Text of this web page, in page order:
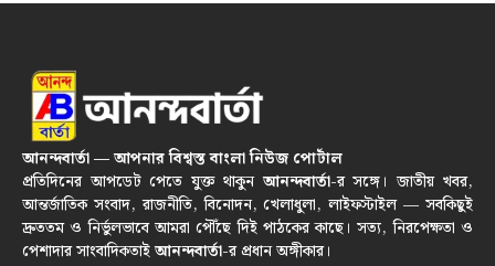
আনন্দবার্তা — আপনার বিশ্বস্ত বাংলা নিউজ পোর্টাল
প্রতিদিনের আপডেট পেতে যুক্ত থাকুনআনন্দবার্তা-র সঙ্গে। জাতীয় খবর,
আন্তর্জাতিক সংবাদ, রাজনীতি, বিনোদন, খেলাধুলা, লাইফস্টাইল — সবকিছুই
দ্রুততম ও নির্ভুলভাবে আমরা পৌঁছে দিই পাঠকের কাছে। সত্য, নিরপেক্ষতা ও
পেশাদার সাংবাদিকতাইআনন্দবার্তা-র প্রধান অঙ্গীকার।